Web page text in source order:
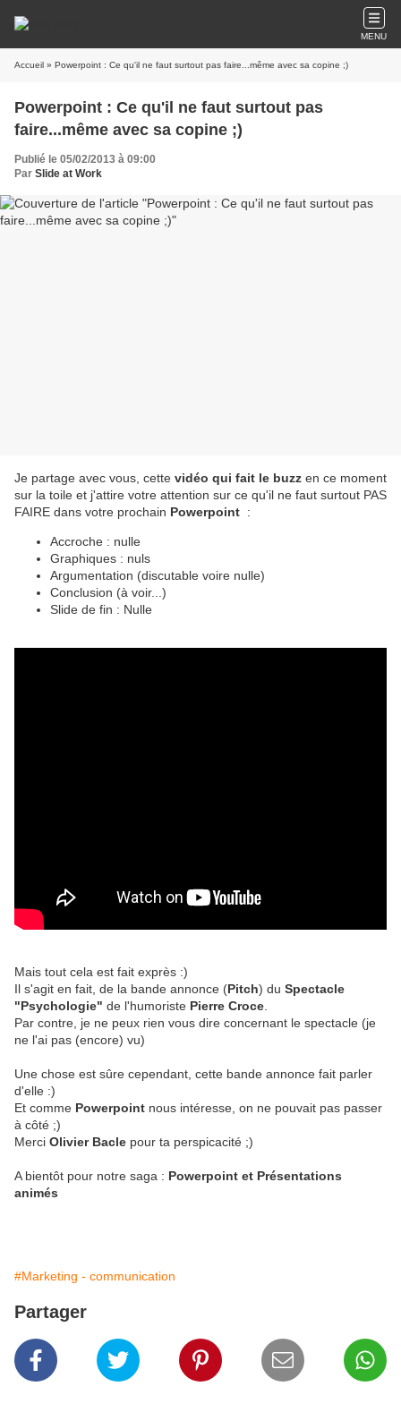
MENU
Accueil » Powerpoint : Ce qu'il ne faut surtout pas faire...même avec sa copine ;)
Powerpoint : Ce qu'il ne faut surtout pas
faire...même avec sa copine ;)
Publié le 05/02/2013 à 09:00
Par Slide at Work
Je partage avec vous, cette vidéo qui fait le buzz en ce moment
sur la toile et j'attire votre attention sur ce qu'il ne faut surtout PAS
FAIRE dans votre prochain Powerpoint :
Accroche : nulle
Graphiques : nuls
Argumentation (discutable voire nulle)
Conclusion (à voir...)
Slide de fin : Nulle
Mais tout cela est fait exprès :)
Il s'agit en fait, de la bande annonce (Pitch) du Spectacle
"Psychologie" de l'humoriste Pierre Croce
Par contre, je ne peux rien vous dire concernant le spectacle (je
ne l'ai pas (encore) vu)
Une chose est sûre cependant, cette bande annonce fait parler
d'elle :)
Et comme Powerpoint nous intéresse, on ne pouvait pas passer
à côté ;)
Merci Olivier Bacle pour ta perspicacité ;)
A bientôt pour notre saga : Powerpoint et Présentations
animés
#Marketing - communication
Partager